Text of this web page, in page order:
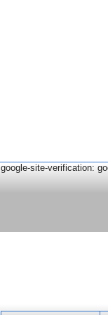
google-site-verification: